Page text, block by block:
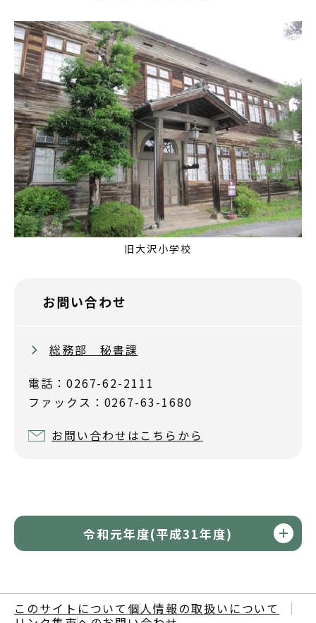
旧大沢小学校
お問い合わせ
総務部 秘書課
電話：0267-62-2111
ファックス：0267-63-1680
お問い合わせはこちらから
令和元年度(平成31年度)
このサイトについて 個人情報の取扱いについて